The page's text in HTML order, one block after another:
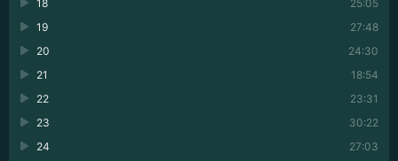
25:05
18
27:48
19
24:30
20
18:54
21
23:31
22
30:22
23
27:03
24